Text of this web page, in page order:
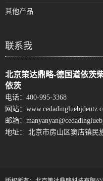
其他产品
联系我
北京策达鼎略-德国道依茨
依茨
电话： 400-995-3368
网站：
邮箱：
地址： 北京市房山区窦店镇民